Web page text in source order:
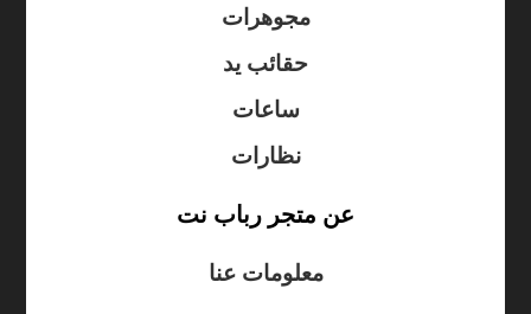
مجوهرات
حقائب يد
ساعات
نظارات
عن متجر رباب نت
معلومات عنا